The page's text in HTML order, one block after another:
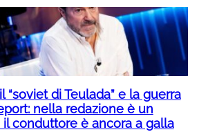
“soviet di Teulada” e la guerra
nella redazione è un
il conduttore è ancora a galla